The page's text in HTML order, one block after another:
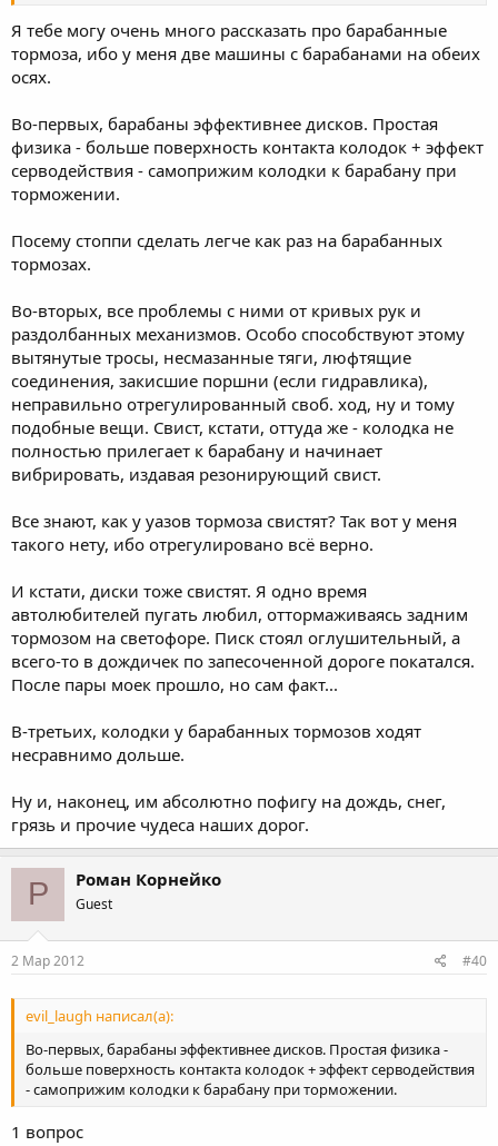
Я тебе могу очень много рассказать про барабанные
тормоза, ибо у меня две машины с барабанами на обеих
осях.
Во-первых, барабаны эффективнее дисков. Простая
физика - больше поверхность контакта колодок + эффект
серводействия - самоприжим колодки к барабану при
торможении.
Посему стоппи сделать легче как раз на барабанных
тормозах.
Во-вторых, все проблемы с ними от кривых рук и
раздолбанных механизмов. Особо способствуют этому
вытянутые тросы, несмазанные тяги, люфтящие
соединения, закисшие поршни (если гидравлика),
неправильно отрегулированный своб. ход, ну и тому
подобные вещи. Свист, кстати, оттуда же - колодка не
полностью прилегает к барабану и начинает
вибрировать, издавая резонирующий свист.
Все знают, как у уазов тормоза свистят? Так вот у меня
такого нету, ибо отрегулировано всё верно.
И кстати, диски тоже свистят. Я одно время
автолюбителей пугать любил, оттормаживаясь задним
тормозом на светофоре. Писк стоял оглушительный, а
всего-то в дождичек по запесоченной дороге покатался.
После пары моек прошло, но сам факт...
В-третьих, колодки у барабанных тормозов ходят
несравнимо дольше.
Ну и, наконец, им абсолютно пофигу на дождь, снег,
грязь и прочие чудеса наших дорог.
Р Роман Корнейко
Guest
2 Мар 2012 #40
evil_laugh написал(а):
Во-первых, барабаны эффективнее дисков. Простая физика -
больше поверхность контакта колодок + эффект серводействия
- самоприжим колодки к барабану при торможении.
1 вопрос